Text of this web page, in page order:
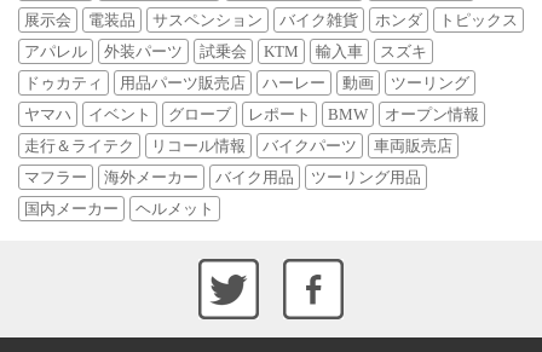
展示会
電装品 サスペンション バイク雑貨 ホンダ
トピックス
アパレル
外装パーツ 試乗会 KTM 輸入車
スズキ
ドゥカティ
用品パーツ販売店 ハーレー 動画
ツーリング
ヤマハ
イベント グローブ レポート BMW
オープン情報
走行＆ライテク
リコール情報 バイクパーツ
車両販売店
マフラー
海外メーカー バイク用品
ツーリング用品
国内メーカー
ヘルメット